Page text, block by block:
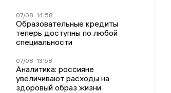
07/08 14:58
Образовательные кредиты
теперь доступны по любой
специальности
07/08 13:58
Аналитика: россияне
увеличивают расходы на
здоровый образ жизни